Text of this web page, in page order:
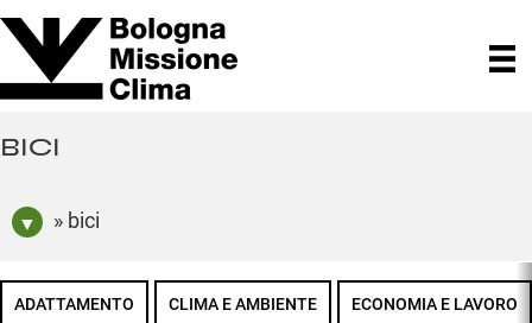
BICI
» bici
ADATTAMENTO CLIMA E AMBIENTE ECONOMIA E LAVORO